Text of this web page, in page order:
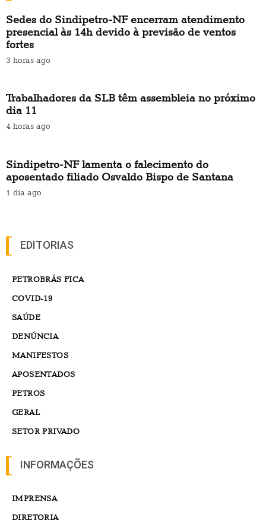
Sedes do Sindipetro-NF encerram atendimento
presencial às 14h devido à previsão de ventos
fortes
3 horas ago
Trabalhadores da SLB têm assembleia no próximo
dia 11
4 horas ago
Sindipetro-NF lamenta o falecimento do
aposentado filiado Osvaldo Bispo de Santana
1 dia ago
EDITORIAS
PETROBRÁS FICA
COVID-19
SAÚDE
DENÚNCIA
MANIFESTOS
APOSENTADOS
PETROS
GERAL
SETOR PRIVADO
INFORMAÇÕES
IMPRENSA
DIRETORIA